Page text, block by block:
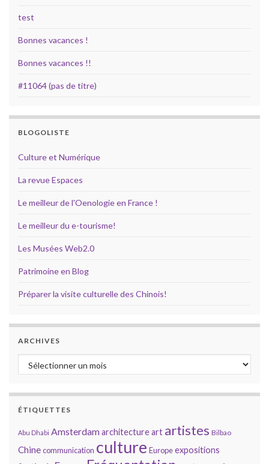
test
Bonnes vacances !
Bonnes vacances !!
#11064 (pas de titre)
BLOGOLISTE
Culture et Numérique
La revue Espaces
Le meilleur de l'Oenologie en France !
Le meilleur du e-tourisme!
Les Musées Web2.0
Patrimoine en Blog
Préparer la visite culturelle des Chinois!
ARCHIVES
Archives
ÉTIQUETTES
Abu Dhabi Amsterdamarchitectureart artistes Bilbao
Chinecommunication culture Europeexpositions